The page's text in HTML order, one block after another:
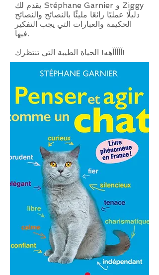
يقدم لك Stéphane Garnier و Ziggy
دليلًا عمليًا رائعًا مليئًا بالنصائح والنصائح
الحكيمة والعبارات التي يجب التفكير
فيها.
آآآآآهه! الحياة الطيبة التي تنتظرك!